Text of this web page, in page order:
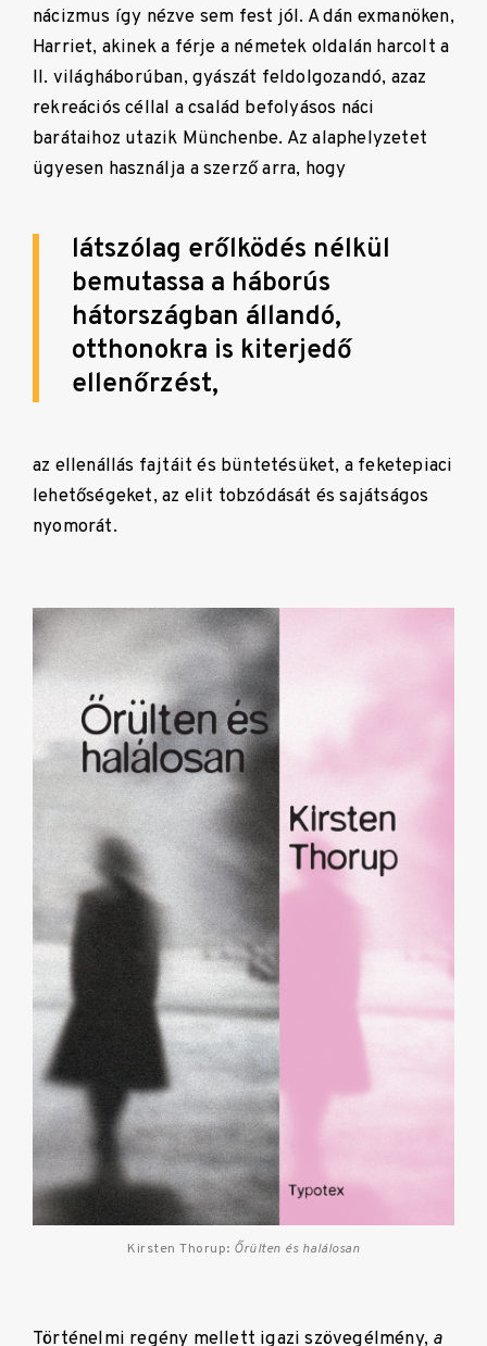
nácizmus így nézve sem fest jól. A dán exmanöken,
Harriet, akinek a férje a németek oldalán harcolt a
II. világháborúban, gyászát feldolgozandó, azaz
rekreációs céllal a család befolyásos náci
barátaihoz utazik Münchenbe. Az alaphelyzetet
ügyesen használja a szerző arra, hogy
látszólag erőlködés nélkül
bemutassa a háborús
hátországban állandó,
otthonokra is kiterjedő
ellenőrzést,
az ellenállás fajtáit és büntetésüket, a feketepiaci
lehetőségeket, az elit tobzódását és sajátságos
nyomorát.
Kirsten Thorup: Őrülten és halálosan
Történelmi regény mellett igazi szövegélmény, a